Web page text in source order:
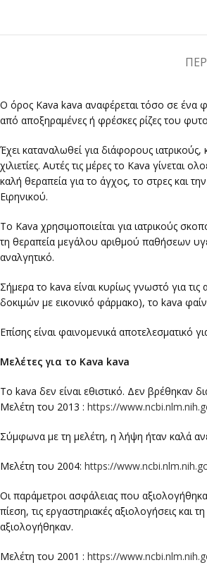
Ο όρος Kava kava αναφέρεται τόσο σε ένα
από αποξηραμένες ή φρέσκες ρίζες του
Έχει καταναλωθεί για διάφορους
χιλιετίες. Αυτές τις μέρες το Kava
καλή θεραπεία για το άγχος, το στρες και
Ειρηνικού.
Το Kava χρησιμοποιείται για ιατρικούς
τη θεραπεία μεγάλου αριθμού παθήσεων
αναλγητικό.
Σήμερα το kava είναι κυρίως γνωστό για
δοκιμών με εικονικό φάρμακο), το kava
Επίσης είναι φαινομενικά αποτελεσματικό
Μελέτες για το Kava kava
To kava δεν είναι εθιστικό. Δεν βρέθηκαν
Μελέτη του 2013 : https://
Σύμφωνα με τη μελέτη, η λήψη ήταν καλά
Μελέτη του 2004: https://
Οι παράμετροι ασφάλειας που
πίεση, τις εργαστηριακές αξιολογήσεις
αξιολογήθηκαν.
Μελέτη του 2001 : https://